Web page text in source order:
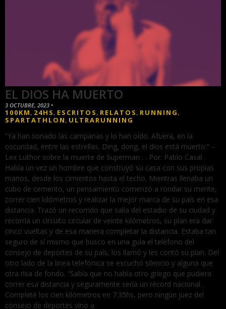
EL DIOS HA MUERTO
3 OCTUBRE, 2023 •
100KM , 24HS , ESCRITOS , RELATOS , RUNNING ,
SPARTATHLON , ULTRARUNNING
“Ya han sonado las campanas y lo han oído. Afuera, en la
oscuridad, entre las estrellas. Ding, dong, el dios está muerto.” –
Lex Luthor sobre la muerte de Superman . . Por: Pablo Casal .
Había un vez un hombre que construyó su casa con sus propias
manos, desde los cimientos hasta el techo. Mientras llenaba un
cubo de cemento, un pensamiento comenzó a rondar su mente,
correr cien kilómetros y realizar la mejor marca de su país en esa
distancia. Trazó un recorrido que salía del estadio de su ciudad y
recorría un circuito circular de veinte kilómetros, su plan era dar
cinco vueltas y de esa manera completar la distancia. Estaba tan
seguro de sí mismo que busco en una guía el teléfono del
consejo de deportes de su país, los llamó y les contó su plan. Del
otro lado de la linea telefónica se escuchó silencio y alguna que
otra risa de fondo. “Sabía que no había otro griego que pudiera
correr esa distancia y seguramente sería un récord nacional .
Completé los cien kilómetros en 7.35hs, pero ningún juez del
consejo de deportes vino a